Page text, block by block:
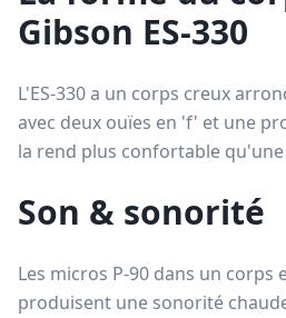
Gibson ES-330
L'ES-330 a un corps creux
avec deux ouïes en 'f' et une
la rend plus confortable
Son & sonorité
Les micros P-90 dans un corps
produisent une sonorité